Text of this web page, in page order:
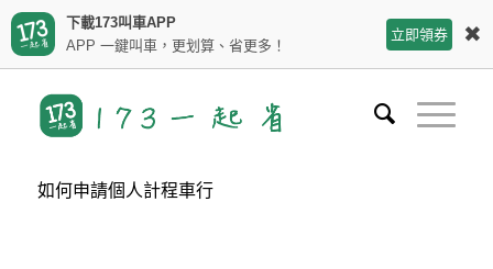
下載173叫車APP
APP 一鍵叫車，更划算、省更多！
立即領券 ✖
如何申請個人計程車行